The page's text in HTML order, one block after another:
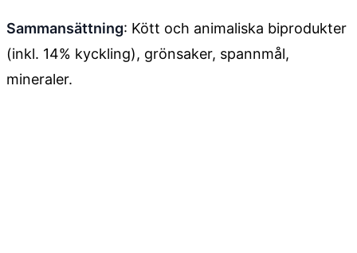
Sammansättning: Kött och animaliska biprodukter
(inkl. 14% kyckling), grönsaker, spannmål,
mineraler.